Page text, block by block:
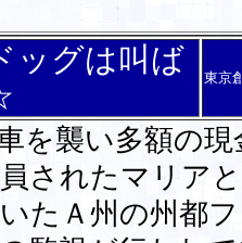
ッグは叫ば
東京
を襲い多額の現
されたマリア
たＡ州の州都